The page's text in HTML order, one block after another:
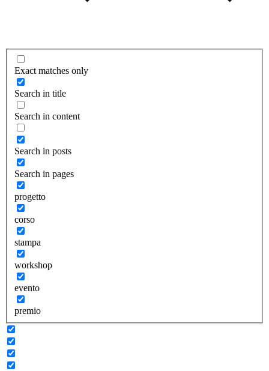
Exact matches only
Search in title
Search in content
Search in posts
Search in pages
progetto
corso
stampa
workshop
evento
premio